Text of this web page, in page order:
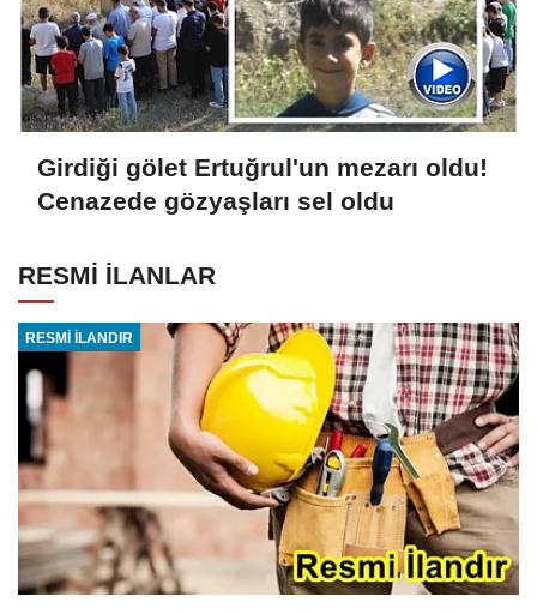
Girdiği gölet Ertuğrul'un mezarı oldu!
Cenazede gözyaşları sel oldu
RESMİ İLANLAR
RESMİ İLANDIR